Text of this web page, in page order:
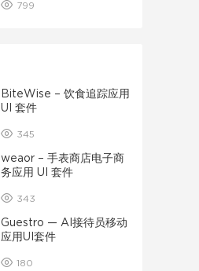
799
BiteWise – 饮食追踪应用
UI 套件
345
weaor – 手表商店电子商
务应用 UI 套件
343
Guestro — AI接待员移动
应用UI套件
180